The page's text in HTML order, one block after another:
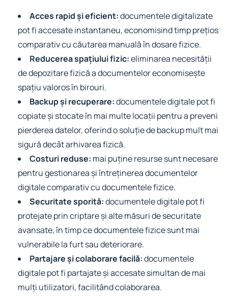
Acces rapid și eficient:documentele digitalizate
pot fi accesate instantaneu, economisind timp prețios
comparativ cu căutarea manuală în dosare fizice.
Reducerea spațiului fizic:eliminarea necesității
de depozitare fizică a documentelor economisește
spațiu valoros în birouri.
Backup și recuperare:documentele digitale pot fi
copiate și stocate în mai multe locații pentru a preveni
pierderea datelor, oferind o soluție de backup mult mai
sigură decât arhivarea fizică.
Costuri reduse: mai puține resurse sunt necesare
pentru gestionarea și întreținerea documentelor
digitale comparativ cu documentele fizice.
Securitate sporită:documentele digitale pot fi
protejate prin criptare și alte măsuri de securitate
avansate, în timp ce documentele fizice sunt mai
vulnerabile la furt sau deteriorare.
Partajare și colaborare facilă:documentele
digitale pot fi partajate și accesate simultan de mai
mulți utilizatori, facilitând colaborarea.